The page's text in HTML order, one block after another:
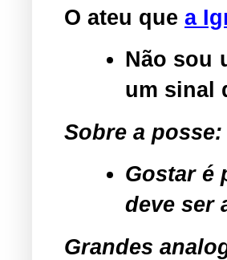
O ateu que a
Não sou
um sinal
Sobre a posse:
Gostar é
deve ser
Grandes